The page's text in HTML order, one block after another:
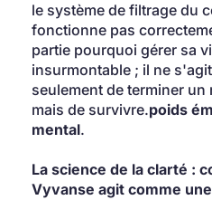
le système de filtrage du
fonctionne pas
partie pourquoi gérer sa
insurmontable ; il ne
seulement de terminer un
mais de survivre.poids
mental.
La science de la clarté :
Vyvanse agit comme